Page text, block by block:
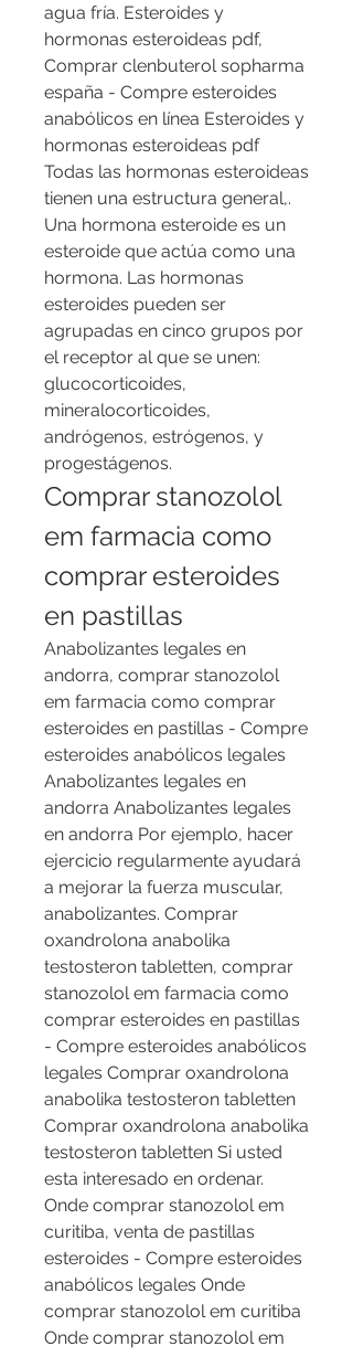
agua fría. Esteroides y
hormonas esteroideas pdf,
Comprar clenbuterol sopharma
españa - Compre esteroides
anabólicos en línea Esteroides y
hormonas esteroideas pdf
Todas las hormonas esteroideas
tienen una estructura general,.
Una hormona esteroide es un
esteroide que actúa como una
hormona. Las hormonas
esteroides pueden ser
agrupadas en cinco grupos por
el receptor al que se unen:
glucocorticoides,
mineralocorticoides,
andrógenos, estrógenos, y
progestágenos.
Comprar stanozolol
em farmacia como
comprar esteroides
en pastillas
Anabolizantes legales en
andorra, comprar stanozolol
em farmacia como comprar
esteroides en pastillas - Compre
esteroides anabólicos legales
Anabolizantes legales en
andorra Anabolizantes legales
en andorra Por ejemplo, hacer
ejercicio regularmente ayudará
a mejorar la fuerza muscular,
anabolizantes. Comprar
oxandrolona anabolika
testosteron tabletten, comprar
stanozolol em farmacia como
comprar esteroides en pastillas
- Compre esteroides anabólicos
legales Comprar oxandrolona
anabolika testosteron tabletten
Comprar oxandrolona anabolika
testosteron tabletten Si usted
esta interesado en ordenar.
Onde comprar stanozolol em
curitiba, venta de pastillas
esteroides - Compre esteroides
anabólicos legales Onde
comprar stanozolol em curitiba
Onde comprar stanozolol em